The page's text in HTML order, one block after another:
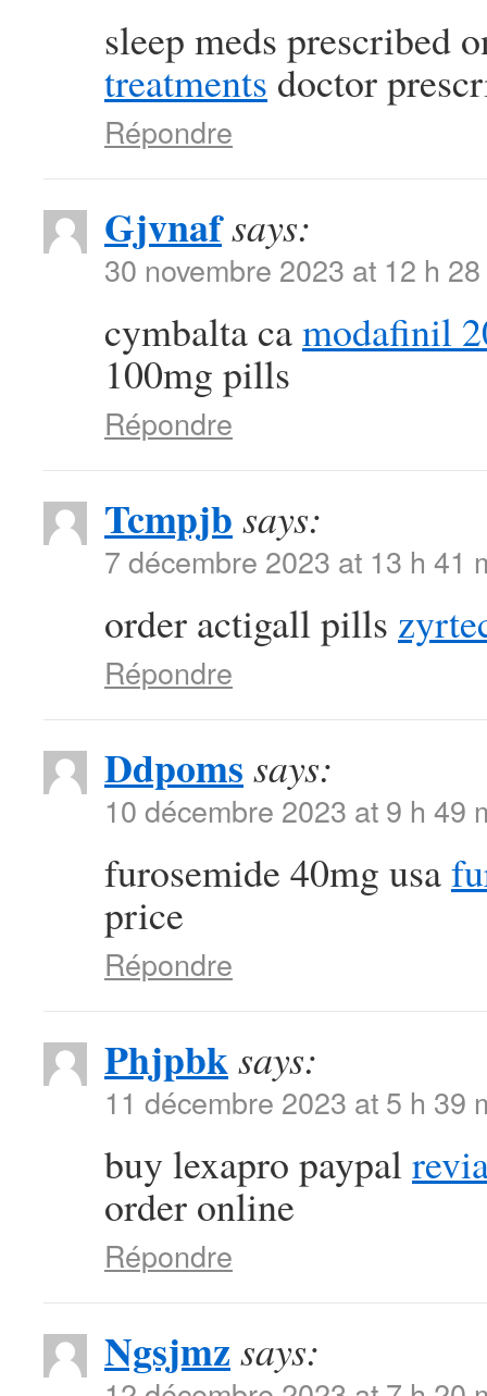
sleep meds prescribed
treatments doctor
Répondre
Gjvnafsays:
30 novembre 2023 at 12 h
cymbalta camodafinil
100mg pills
Répondre
Tcmpjb says:
7 décembre 2023 at 13 h 41
order actigall pills
Répondre
Ddpoms says:
10 décembre 2023 at 9 h 49
furosemide 40mg usa
price
Répondre
Phjpbksays:
11 décembre 2023 at 5 h 39
buy lexapro paypal
order online
Répondre
Ngsjmz says: